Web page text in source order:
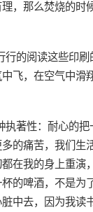
，那么焚烧的时
的阅读这些印
飞，在空气中滑
著性：耐心的
的痛苦，我们生
在我的身上重演
的啤酒，不是为
中去，因为我读